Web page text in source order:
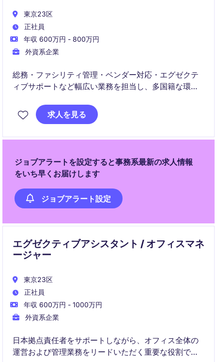
東京23区
正社員
年収 600万円 - 800万円
外資系企業
総務・ファシリティ管理・ベンダー対応・エグゼクテ
ィブサポートなど幅広い業務を担当し、多国籍な環境
求人を見る
ジョブアラートを設定すると事務系最新の求人情報
をいち早くお届けします
ジョブアラート設定
エグゼクティブアシスタント / オフィスマネ
ージャー
東京23区
正社員
年収 600万円 - 1000万円
外資系企業
日本拠点責任者をサポートしながら、オフィス全体の
運営および管理業務をリードいただく重要な役割で